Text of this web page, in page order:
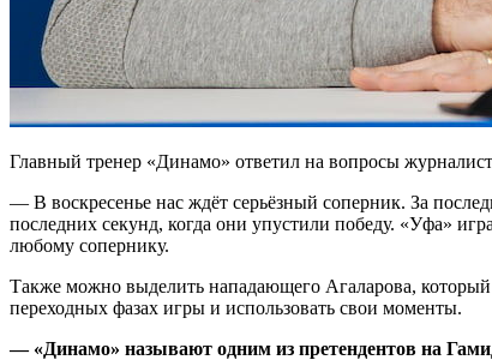
Главный тренер «Динамо» ответил на вопросы
— В воскресенье нас ждёт серьёзный соперник. За
последних секунд, когда они упустили победу. «Уфа»
любому сопернику.
Также можно выделить нападающего Агаларова, который
переходных фазах игры и использовать свои моменты.
— «Динамо» называют одним из претендентов на